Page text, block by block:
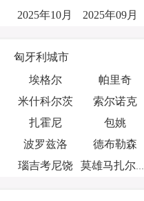
2025年10月
2025年09月
匈牙利城市
埃格尔
帕里奇
米什科尔茨
索尔诺克
扎霍尼
包姚
波罗兹洛
德布勒森
瑙吉考尼饶
莫雄马扎尔古堡